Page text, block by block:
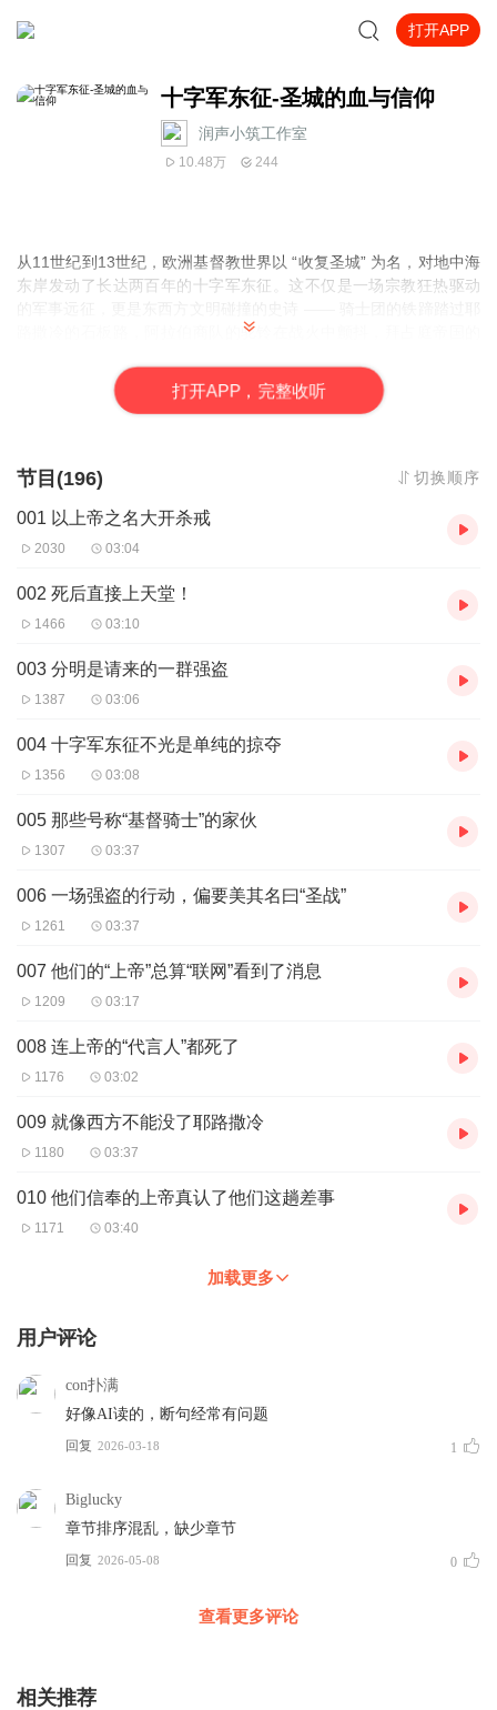
打开APP
十字军东征-圣城的血与信仰
润声小筑工作室
10.48万 244
从11世纪到13世纪，欧洲基督教世界以 “收复圣城” 为名，对地中海
东岸发动了长达两百年的十字军东征。这不仅是一场宗教狂热驱动
路撒冷的石板路，阿拉伯商队的驼铃在战火中颤抖，拜占庭帝国的
节目将追溯从克莱蒙会议的呐喊到阿卡城的陷落，解码圣殿骑士团
的神秘符号，还原萨拉丁与理查一世的巅峰对决。透过城堡废墟中
笔。
打开APP，完整收听
节目(196) 切换顺序
001 以上帝之名大开杀戒
2030 03:04
002 死后直接上天堂！
1466 03:10
003 分明是请来的一群强盗
1387 03:06
004 十字军东征不光是单纯的掠夺
1356 03:08
005 那些号称“基督骑士”的家伙
1307 03:37
006 一场强盗的行动，偏要美其名曰“圣战”
1261 03:37
007 他们的“上帝”总算“联网”看到了消息
1209 03:17
008 连上帝的“代言人”都死了
1176 03:02
009 就像西方不能没了耶路撒冷
1180 03:37
010 他们信奉的上帝真认了他们这趟差事
1171 03:40
加载更多
用户评论
con扑满
好像AI读的，断句经常有问题
回复 2026-03-18 1
Biglucky
章节排序混乱，缺少章节
回复 2026-05-08 0
查看更多评论
相关推荐